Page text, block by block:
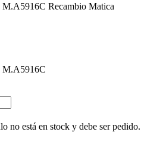
Recambio Matica
M.A5916C
no está en stock y debe ser pedido.